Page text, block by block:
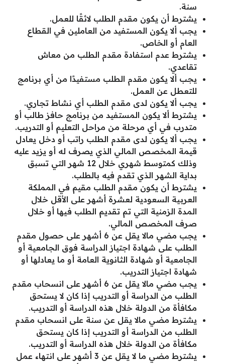
سنة.
يشترط أن يكون مقدم الطلب لائقًا للعمل.
يجب ألا يكون المستفيد من العاملين في القطاع
العام أو الخاص.
يشترط عدم استفادة مقدم الطلب من معاش
تقاعدي.
يجب ألا يكون مقدم الطلب مستفيدًا من أي برنامج
للتعطل عن العمل.
يجب ألا يكون لدى مقدم الطلب أي نشاط تجاري.
يشترط ألا يكون المستفيد من برنامج حافز طالب أو
متدرب في أي مرحلة من مراحل التعليم أو التدريب.
يجب ألا يكون لدى مقدم الطلب راتب أو دخل يعادل
قيمة المخصص المالي الذي يصرف له أو يزيد عليه
وذلك كمتوسط شهري خلال 12 شهر التي تسبق
بداية الشهر الذي تقدم فيه بالطلب.
يشترط أن يكون مقدم الطلب مقيم في المملكة
العربية السعودية لعشرة أشهر على الأقل خلال
المدة الزمنية التي تم تقديم الطلب فيها أو خلال
صرف المخصص المالي.
يجب مضي مالا يقل عن 6 أشهر على حصول مقدم
الطلب على شهادة اجتياز الدراسة فوق الجامعية أو
الجامعية أو شهادة الثانوية العامة أو ما يعادلها أو
شهادة اجتياز التدريب.
يجب مضي مالا يقل عن 6 أشهر على انسحاب مقدم
الطلب من الدراسة أو التدريب إذا كان لا يستحق
مكافأة من الدولة خلال هذه الدراسة أو التدريب.
يشترط مضي مالا يقل عن سنة على انسحاب مقدم
الطلب من الدراسة أو التدريب إذا كان يستحق
مكافأة من الدولة خلال هذه الدراسة أو التدريب.
يشترط مضي ما لا يقل عن 3 أشهر على انتهاء عمل